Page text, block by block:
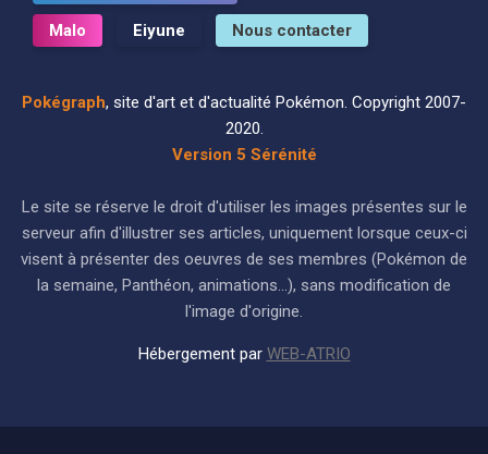
Malo Eiyune Nous contacter
Pokégraph, site d'art et d'actualité Pokémon. Copyright 2007-
2020.
Version 5 Sérénité
Le site se réserve le droit d'utiliser les images présentes sur le
serveur afin d'illustrer ses articles, uniquement lorsque ceux-ci
visent à présenter des oeuvres de ses membres (Pokémon de
la semaine, Panthéon, animations...), sans modification de
l'image d'origine.
Hébergement par WEB-ATRIO